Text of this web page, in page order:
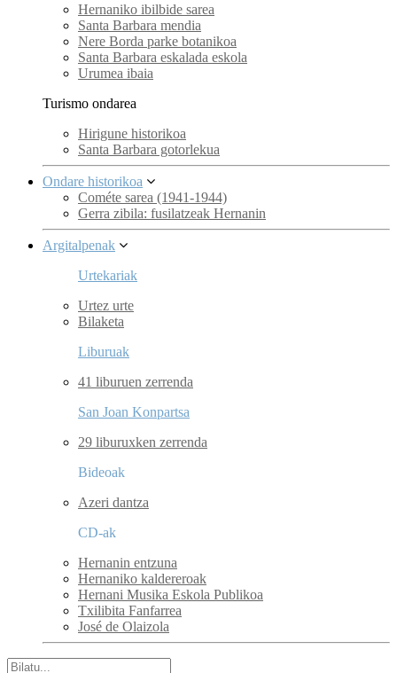
Hernaniko ibilbide sarea
Santa Barbara mendia
Nere Borda parke botanikoa
Santa Barbara eskalada eskola
Urumea ibaia
Turismo ondarea
Hirigune historikoa
Santa Barbara gotorlekua
Ondare historikoa
Cométe sarea (1941-1944)
Gerra zibila: fusilatzeak Hernanin
Argitalpenak
Urtekariak
Urtez urte
Bilaketa
Liburuak
41 liburuen zerrenda
San Joan Konpartsa
29 liburuxken zerrenda
Bideoak
Azeri dantza
CD-ak
Hernanin entzuna
Hernaniko kaldereroak
Hernani Musika Eskola Publikoa
Txilibita Fanfarrea
José de Olaizola